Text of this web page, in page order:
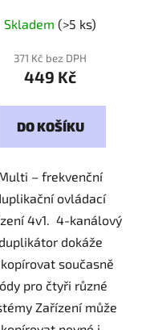
hodnocení
produktu
je
z
Skladem (>5 ks)
371 Kč bez DPH
449 Kč
DO KOŠÍKU
– frekvenční
ovládací
4v1. 4-kanálový
duplikátor dokáže
současně
pro čtyři různé
Zařízení může